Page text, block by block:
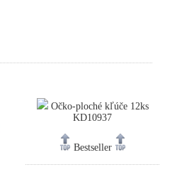
Očko-ploché kľúče 12ks
KD10937
Bestseller